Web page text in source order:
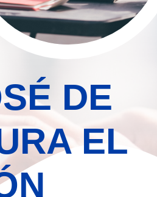
DE
EL